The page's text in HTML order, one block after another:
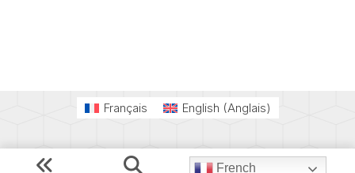
French
Français English (Anglais)